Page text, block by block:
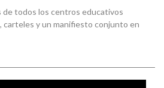
de todos los centros educativos
carteles y un manifiesto conjunto en